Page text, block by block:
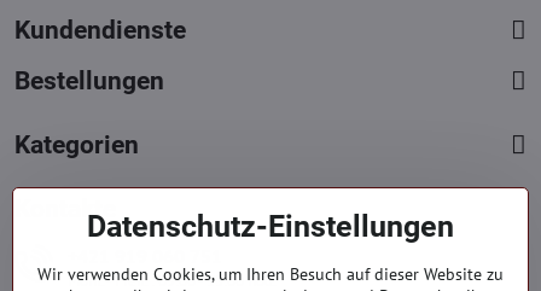
Kundendienste
Bestellungen
Kategorien
Kontakte
Mont. - Freit. : 09:00 - 15:00 hod.
Datenschutz-Einstellungen
Wir verwenden Cookies, um Ihren Besuch auf dieser Website zu